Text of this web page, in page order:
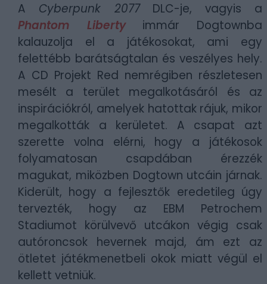
A Cyberpunk 2077DLC-je, vagyis a
Phantom Libertyimmár Dogtownba
kalauzolja el a játékosokat, ami egy
felettébb barátságtalan és veszélyes hely.
A CD Projekt Red nemrégiben részletesen
mesélt a terület megalkotásáról és az
inspirációkról, amelyek hatottak rájuk, mikor
megalkották a kerületet. A csapat azt
szerette volna elérni, hogy a játékosok
folyamatosan csapdában érezzék
magukat, miközben Dogtown utcáin járnak.
Kiderült, hogy a fejlesztők eredetileg úgy
tervezték, hogy az EBM Petrochem
Stadiumot körülvevő utcákon végig csak
autóroncsok hevernek majd, ám ezt az
ötletet játékmenetbeli okok miatt végül el
kellett vetniük.